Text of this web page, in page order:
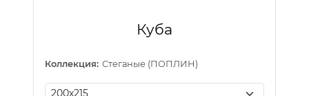
Куба
Коллекция: Стеганые (ПОПЛИН)